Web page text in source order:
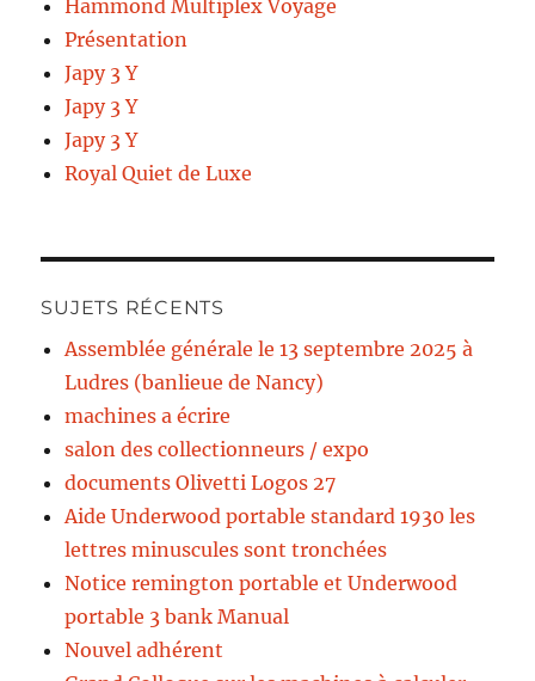
Hammond Multiplex Voyage
Présentation
Japy 3 Y
Japy 3 Y
Japy 3 Y
Royal Quiet de Luxe
SUJETS RÉCENTS
Assemblée générale le 13 septembre 2025 à
Ludres (banlieue de Nancy)
machines a écrire
salon des collectionneurs / expo
documents Olivetti Logos 27
Aide Underwood portable standard 1930 les
lettres minuscules sont tronchées
Notice remington portable et Underwood
portable 3 bank Manual
Nouvel adhérent